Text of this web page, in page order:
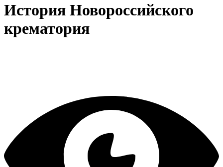
История Новороссийского
крематория